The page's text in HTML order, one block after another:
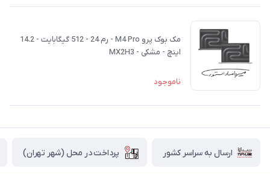
مک بوک پرو M4 Pro - رم 24 - 512 گیگابایت - 14.2
اینچ - مشکی - MX2H3
ناموجود
ارسال به سراسر کشور پرداخت در محل (شهر تهران)